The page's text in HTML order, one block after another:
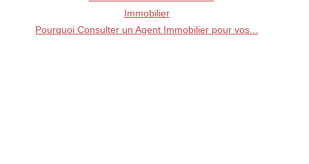
Immobilier
Pourquoi Consulter un Agent Immobilier pour vos...